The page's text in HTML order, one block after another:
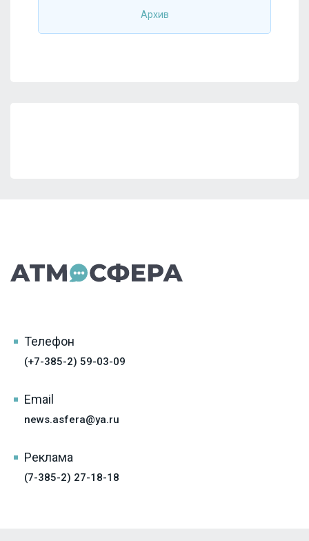
Архив
Телефон
(+7-385-2) 59-03-09
Email
news.asfera@ya.ru
Реклама
(7-385-2) 27-18-18